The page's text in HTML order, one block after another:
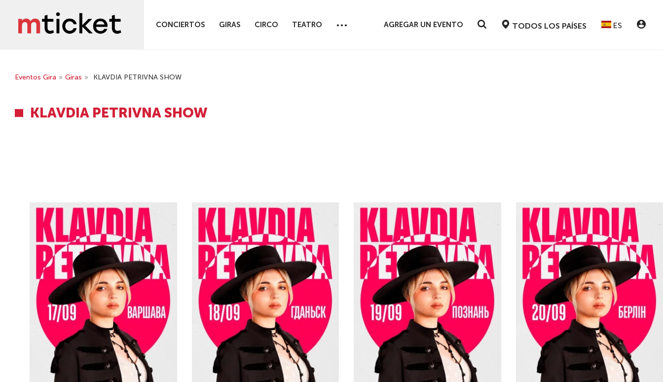
CONCIERTOS GIRAS CIRCO TEATRO ... AGREGAR UN EVENTO TODOS LOS PAÍSES ES
Eventos Gira » Giras » KLAVDIA PETRIVNA SHOW
KLAVDIA PETRIVNA SHOW